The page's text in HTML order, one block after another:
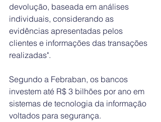
devolução, baseada em análises
individuais, considerando as
evidências apresentadas pelos
clientes e informações das transações
realizadas".
Segundo a Febraban, os bancos
investem até R$ 3 bilhões por ano em
sistemas de tecnologia da informação
voltados para segurança.